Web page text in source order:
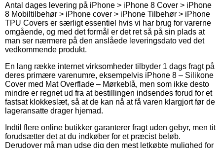
Antal dages levering på iPhone > iPhone 8 Cover > iPhone
8 Mobiltilbehør > iPhone cover > iPhone Tilbehør > iPhone
TPU Covers er særligt essentiel hvis vi har brug for varerne
omgående, og med det formål er det ret så på sin plads at
man ser nærmere på den anslåede leveringsdato ved det
vedkommende produkt.
En lang række internet virksomheder tilbyder 1 dags fragt på
deres primære varenumre, eksempelvis iPhone 8 – Silikone
Cover med Mat Overflade – Mørkeblå, men som ikke desto
mindre er regnet ud fra at bestillingen indsendes forud for et
fastsat klokkeslæt, så at de kan nå at få varen klargjort før de
lageransatte drager hjemad.
Indtil flere online butikker garanterer fragt uden gebyr, men tit
forudsætter det at du indkøber for et præcist beløb.
Derudover må man udse dig den mest letkøbte mulighed for